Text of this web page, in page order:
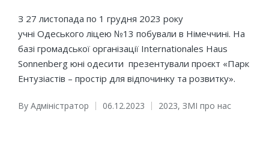
З 27 листопада по 1 грудня 2023 року
учні Одеського ліцею №13 побували в Німеччині. На
базі громадської організації Internationales Haus
Sonnenberg юні одесити презентували проєкт «Парк
Ентузіастів – простір для відпочинку та розвитку».
Posted
By Адміністратор 06.12.2023
Posted
2023, ЗМІ про нас